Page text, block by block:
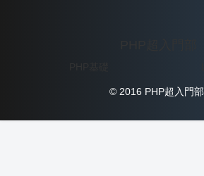
© 2016 PHP超入門部.